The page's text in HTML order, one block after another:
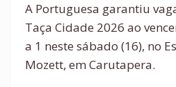
A Portuguesa garantiu
Taça Cidade 2026 ao
a 1 neste sábado (16), no
Mozett, em Carutapera.